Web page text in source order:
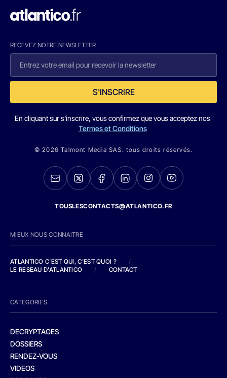
RECEVEZ NOTRE NEWSLETTER
S'INSCRIRE
En cliquant sur s'inscrire, vous confirmez que vous acceptez nos
Termes et Conditions
© 2026 Talmont Media SAS. tous droits réservés.
TOUSLESCONTACTS@ATLANTICO.FR
MIEUX NOUS CONNAITRE
ATLANTICO C'EST QUI, C'EST QUOI ?
/
LE RESEAU D'ATLANTICO
/ CONTACT
CATEGORIES
DECRYPTAGES
DOSSIERS
RENDEZ-VOUS
VIDEOS